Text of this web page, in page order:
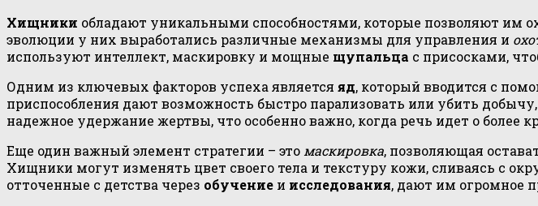
Хищники обладают уникальными способностями, которые позволяют им
эволюции у них выработались различные механизмы для управления и
используют интеллект, маскировку и мощные щупальца с присосками,
Одним из ключевых факторов успеха является яд, который вводится с
приспособления дают возможность быстро парализовать или убить
надежное удержание жертвы, что особенно важно, когда речь идет о
Еще один важный элемент стратегии – этомаскировка, позволяющая
Хищники могут изменять цвет своего тела и текстуру кожи, сливаясь с
отточенные с детства через обучение и исследования, дают им огромное